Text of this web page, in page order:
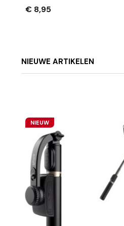
Opladen + Dataoverdracht
€ 8,95
NIEUWE ARTIKELEN
NIEUW